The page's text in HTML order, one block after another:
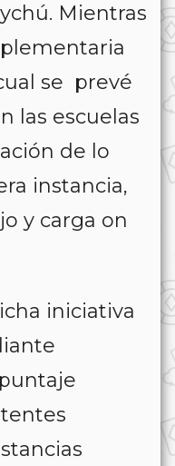
Mientras
se prevé
las escuelas
de lo
instancia,
y carga on
iniciativa